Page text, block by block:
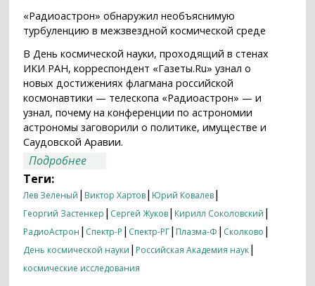
«Радиоастрон» обнаружил необъяснимую
турбуленцию в межзвездной космической среде
В День космической науки, проходящий в стенах
ИКИ РАН, корреспондент «Газеты.Ru» узнал о
новых достижениях флагмана российской
космонавтики — телескопа «Радиоастрон» — и
узнал, почему на конференции по астрономии
астрономы заговорили о политике, имуществе и
Саудовской Аравии.
Подробнее
Теги:
Лев Зеленый | Виктор Хартов| Юрий Ковалев|
Георгий Застенкер | Сергей Жуков| Кирилл Соколовский |
РадиоАстрон | Спектр-Р | Спектр-РГ| Плазма-Ф | Сколково |
День космической науки | Российская Академия наук|
космические исследования